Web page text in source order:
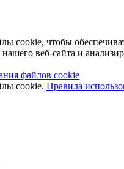
cookie, чтобы
веб-сайта и
файлов cookie
cookie. Правила